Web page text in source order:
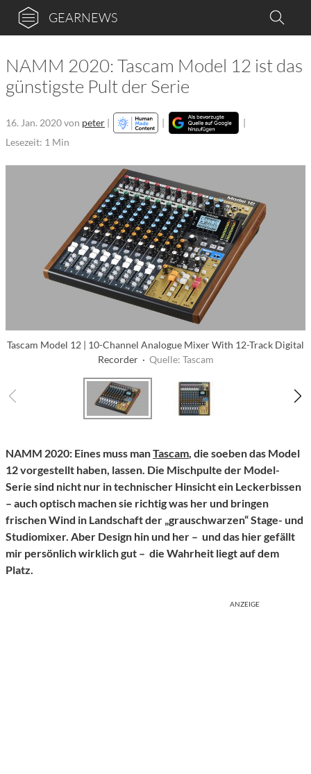
GEARNEWS
NAMM 2020: Tascam Model 12 ist das
günstigste Pult der Serie
16. Jan. 2020von peter | |
|
Lesezeit: 1 Min
Tascam Model 12 | 10-Channel Analogue Mixer With 12-Track Digital
Recorder · Quelle: Tascam
NAMM 2020: Eines muss manTascam, die soeben das Model
12 vorgestellt haben, lassen. Die Mischpulte der Model-
Serie sind nicht nur in technischer Hinsicht ein Leckerbissen
– auch optisch machen sie richtig was her und bringen
frischen Wind in Landschaft der „grauschwarzen“ Stage- und
Studiomixer. Aber Design hin und her – und das hier gefällt
mir persönlich wirklich gut – die Wahrheit liegt auf dem
Platz.
ANZEIGE